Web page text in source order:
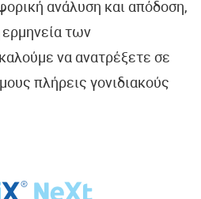
ανάλυση και απόδοση,
ερμηνεία των
να ανατρέξετε σε
πλήρεις γονιδιακούς